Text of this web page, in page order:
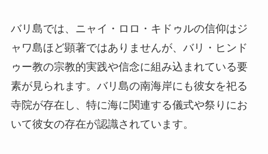
バリ島では、ニャイ・ロロ・キドゥルの信仰はジ
ャワ島ほど顕著ではありませんが、バリ・ヒンド
ゥー教の宗教的実践や信念に組み込まれている要
素が見られます。バリ島の南海岸にも彼女を祀る
寺院が存在し、特に海に関連する儀式や祭りにお
いて彼女の存在が認識されています。